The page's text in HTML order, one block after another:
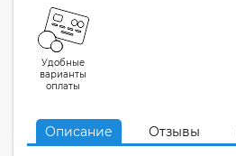
Удобные
варианты
оплаты
Описание Отзывы